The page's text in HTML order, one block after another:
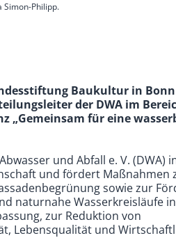
Simon-Philipp.
Baukultur in
der DWA im
„Gemeinsam für eine
und Abfall e. V. (DWA)
und fördert Maßnahmen
sowie zur
naturnahe Wasserkreisläufe
zur Reduktion von
Lebensqualität und